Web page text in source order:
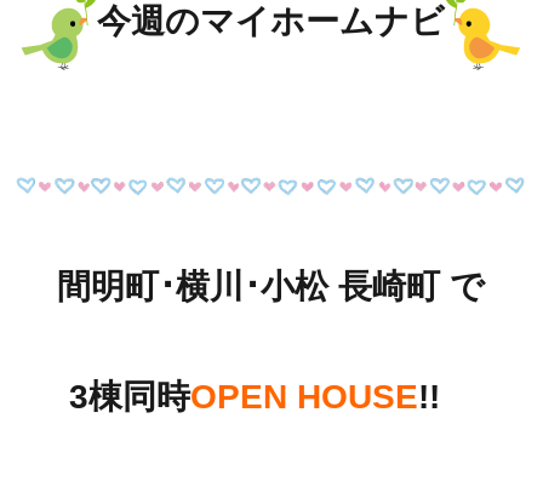
今週のマイホームナビ
間明町･横川･小松 長崎町 で
3棟同時OPEN HOUSE!!